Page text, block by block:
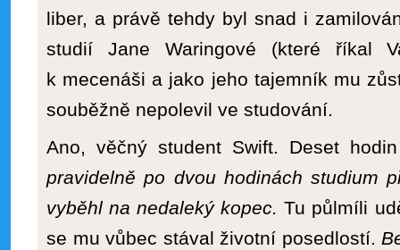
liber, a právě tehdy byl snad i
studií Jane Waringové (které říkal
k mecenáši a jako jeho tajemník mu
souběžně nepolevil ve studování.
Ano, věčný student Swift. Deset
pravidelně po dvou hodinách studium
vyběhl na nedaleký kopec.Tu půlmíli
se mu vůbec stával životní posedlostí.